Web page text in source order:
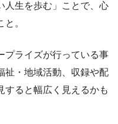
人生を歩む」ことで、心
。
プライズが行っている事
祉・地域活動、収録や配
すると幅広く見えるかも